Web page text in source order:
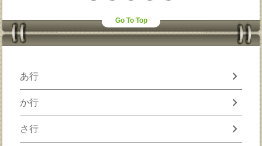
Go To Top
あ行 chevron_right
か行 chevron_right
さ行 chevron_right